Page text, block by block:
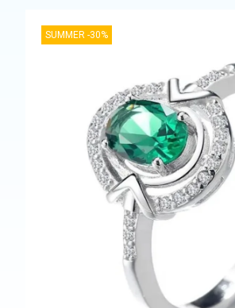
SUMMER -30%